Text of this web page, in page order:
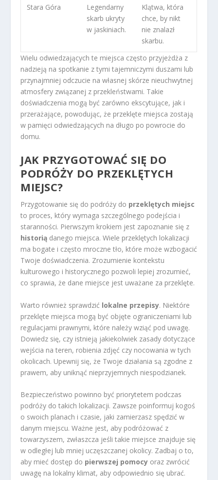
Stara Góra
Legendarny
skarb ukryty
w jaskiniach.
Klątwa, która
chce, by nikt
nie znalazł
skarbu.
Wielu odwiedzających te miejsca często przyjeżdża z
nadzieją na spotkanie z tymi tajemniczymi duszami lub
przynajmniej odczucie na własnej skórze nieuchwytnej
atmosfery związanej z przekleństwami. Takie
doświadczenia mogą być zarówno ekscytujące, jak i
przerażające, powodując, że przeklęte miejsca zostają
w pamięci odwiedzających na długo po powrocie do
domu.
JAK PRZYGOTOWAĆ SIĘ DO
PODRÓŻY DO PRZEKLĘTYCH
MIEJSC?
Przygotowanie się do podróży do przeklętych miejsc
to proces, który wymaga szczególnego podejścia i
staranności. Pierwszym krokiem jest zapoznanie się z
historią danego miejsca. Wiele przeklętych lokalizacji
ma bogate i często mroczne tło, które może wzbogacić
Twoje doświadczenia. Zrozumienie kontekstu
kulturowego i historycznego pozwoli lepiej zrozumieć,
co sprawia, że dane miejsce jest uważane za przeklęte.
Warto również sprawdzić lokalne przepisy. Niektóre
przeklęte miejsca mogą być objęte ograniczeniami lub
regulacjami prawnymi, które należy wziąć pod uwagę.
Dowiedz się, czy istnieją jakiekolwiek zasady dotyczące
wejścia na teren, robienia zdjęć czy nocowania w tych
okolicach. Upewnij się, że Twoje działania są zgodne z
prawem, aby uniknąć nieprzyjemnych niespodzianek.
Bezpieczeństwo powinno być priorytetem podczas
podróży do takich lokalizacji. Zawsze poinformuj kogoś
o swoich planach i czasie, jaki zamierzasz spędzić w
danym miejscu. Ważne jest, aby podróżować z
towarzyszem, zwłaszcza jeśli takie miejsce znajduje się
w odległej lub mniej uczęszczanej okolicy. Zadbaj o to,
aby mieć dostęp do pierwszej pomocy oraz zwrócić
uwagę na lokalny klimat, aby odpowiednio się ubrać.